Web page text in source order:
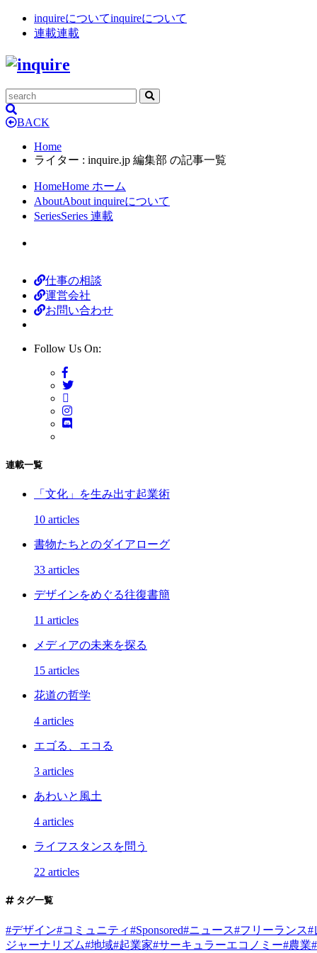
inquireについてinquireについて
連載連載
BACK
Home
ライター : inquire.jp 編集部 の記事一覧
HomeHome ホーム
AboutAbout inquireについて
SeriesSeries 連載
仕事の相談
運営会社
お問い合わせ
Follow Us On:
連載一覧
「文化」を生み出す起業術
10 articles
書物たちとのダイアローグ
33 articles
デザインをめぐる往復書簡
11 articles
メディアの未来を探る
15 articles
花道の哲学
4 articles
エゴる、エコる
3 articles
あわいと風土
4 articles
ライフスタンスを問う
22 articles
タグ一覧
#デザイン#コミュニティ#Sponsored#ニュース#フリーランス#
ジャーナリズム#地域#起業家#サーキュラーエコノミー#農業#